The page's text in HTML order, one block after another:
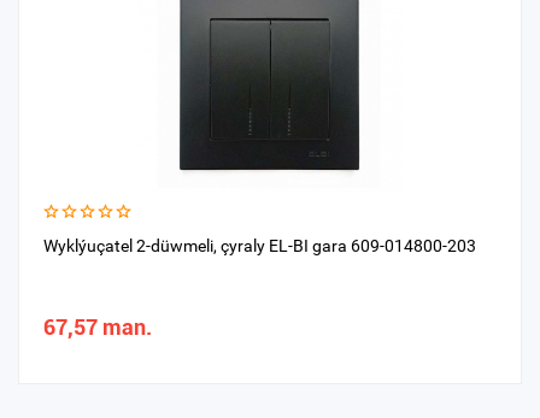
Wyklýuçatel 2-düwmeli, çyraly EL-BI gara 609-014800-203
67,57 man.